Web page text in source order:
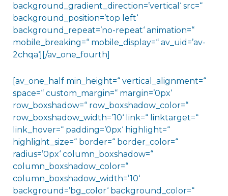
background_gradient_direction=’vertical‘ src=“
background_position=’top left‘
background_repeat=’no-repeat‘ animation=“
mobile_breaking=“ mobile_display=“ av_uid=’av-
2chqa‘][/av_one_fourth]
[av_one_half min_height=“ vertical_alignment=“
space=“ custom_margin=“ margin=’0px‘
row_boxshadow=“ row_boxshadow_color=“
row_boxshadow_width=’10‘ link=“ linktarget=“
link_hover=“ padding=’0px‘ highlight=“
highlight_size=“ border=“ border_color=“
radius=’0px‘ column_boxshadow=“
column_boxshadow_color=“
column_boxshadow_width=’10‘
background=’bg_color‘ background_color=“